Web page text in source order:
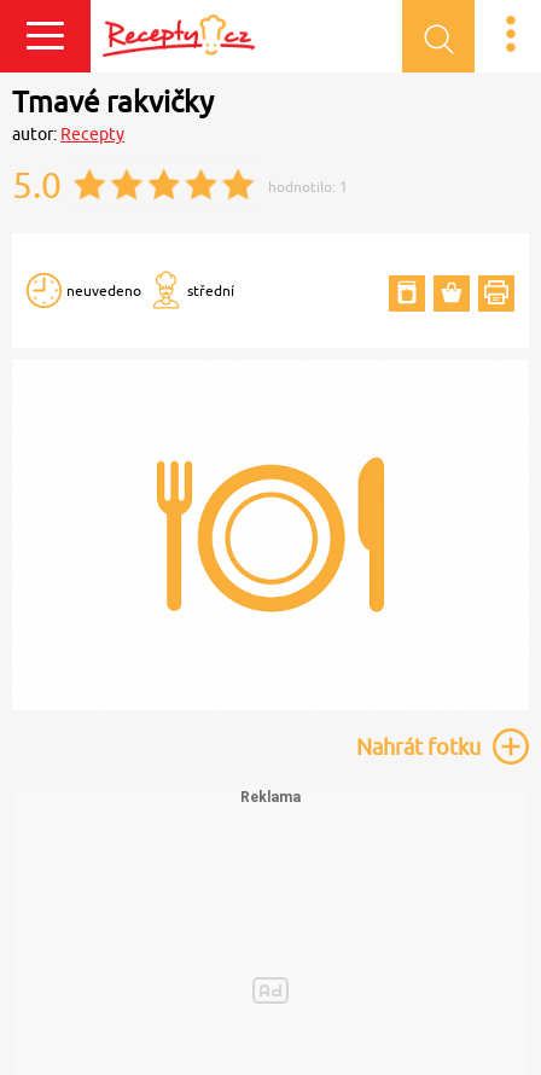
Přihlásit se
Tmavé rakvičky
autor: Recepty
5.0 hodnotilo: 1
neuvedeno střední
Nahrátfotku